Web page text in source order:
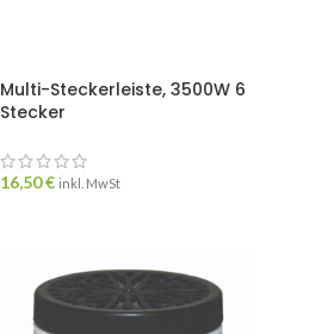
Multi-Steckerleiste, 3500W 6
Stecker
16,50€ inkl. MwSt